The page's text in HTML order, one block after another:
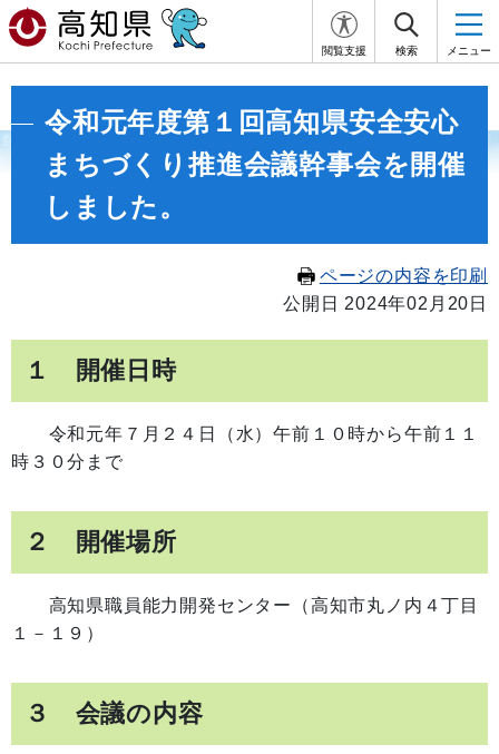
閲覧支援 検索 メニュー
令和元年度第１回高知県安全安心
まちづくり推進会議幹事会を開催
しました。
ページの内容を印刷
公開日 2024年02月20日
１ 開催日時
令和元年７月２４日（水）午前１０ 時から午前１１
時３０分まで
２ 開催場所
高知県職員能力開発センター（高知市丸ノ内４丁目
１－１９）
３ 会議の内容